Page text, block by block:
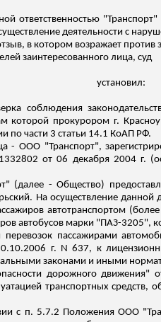
ответственностью
деятельности с
в котором возражает против
заинтересованного лица, суд
установил:
соблюдения
прокурором г.
по части 3 статьи 14.1 КоАП РФ.
ООО "Транспорт",
от 06 декабря 2004 г.
(далее - Общество)
На осуществление
автотранспортом
автобусов марки "ПАЗ-3205",
пассажирами
г. N 637, к
законами и иными
дорожного
транспортных средств,
с п. 5.7.2 Положения ООО